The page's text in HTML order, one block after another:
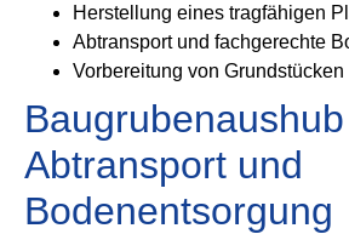
Herstellung eines tragfähigen
Abtransport und fachgerechte
Vorbereitung von
Abtransport und
Bodenentsorgung